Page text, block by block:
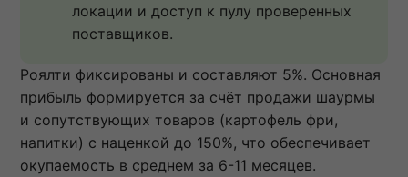
локации и доступ к пулу проверенных
поставщиков.
Роялти фиксированы и составляют 5%. Основная
прибыль формируется за счёт продажи шаурмы
и сопутствующих товаров (картофель фри,
напитки) с наценкой до 150%, что обеспечивает
окупаемость в среднем за 6-11 месяцев.